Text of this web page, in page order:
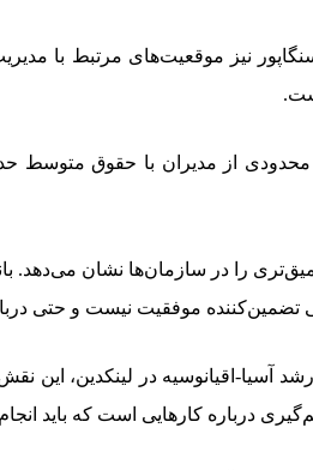
سنگاپور نیز موقعیت‌های مرتبط
را در سازمان‌ها نشان می‌دهد.
موفقیت نیست و حتی
ارشد آسیا-اقیانوسیه در لینکدین،
درباره کارهایی است که باید